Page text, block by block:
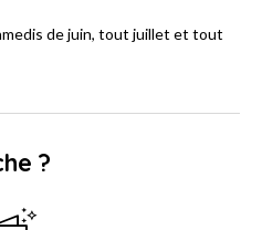
de juin, tout juillet et tout
?